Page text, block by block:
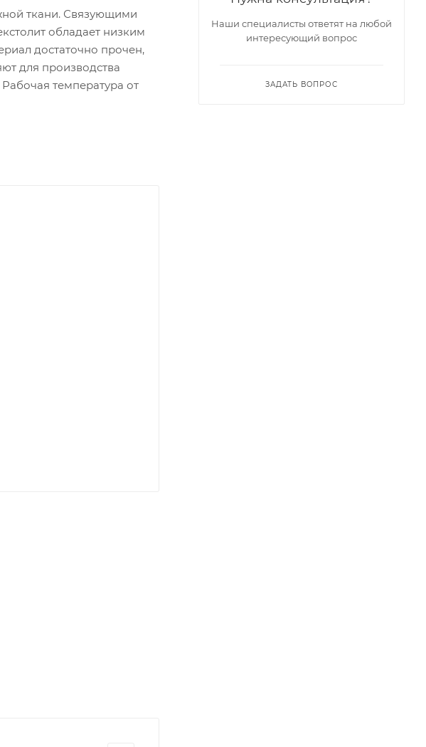
ткани. Связующими
обладает низким
достаточно прочен,
для производства
температура от
Наши специалисты ответят на любой
интересующий вопрос
ЗАДАТЬ ВОПРОС